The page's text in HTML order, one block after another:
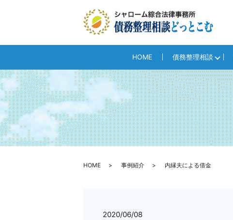
HOME 債務整理相談
HOME 事例紹介 内縁夫による借金
2020/06/08